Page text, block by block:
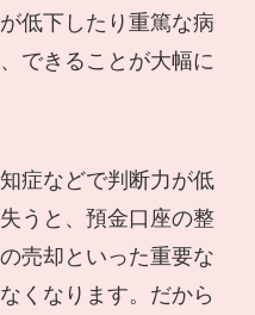
低下したり重篤な病
できることが大幅に
症などで判断力が低
うと、預金口座の整
売却といった重要な
くなります。だから